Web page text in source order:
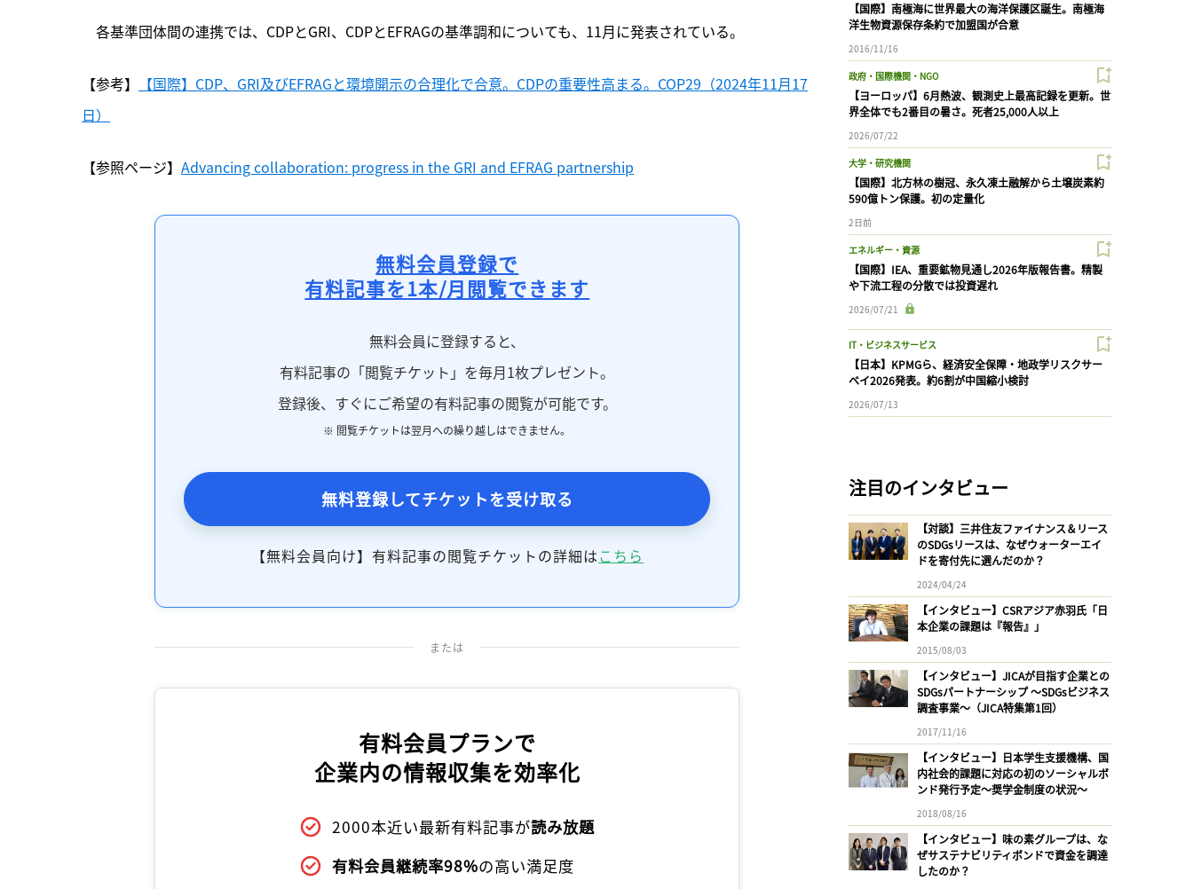
各基準団体間の連携では、CDPとGRI、CDPとEFRAGの基準調和についても、11月に発表されている。
【参考】
【国際】CDP、GRI及びEFRAGと環境開示の合理化で合意。CDPの重要性高まる。COP29（2024年11月17
日）
【参照ページ】 Advancing collaboration: progress in the GRI and EFRAG partnership
無料会員登録で
有料記事を1本/月閲覧できます
無料会員に登録すると、
有料記事の「閲覧チケット」を毎月1枚プレゼント。
登録後、すぐにご希望の有料記事の閲覧が可能です。
※ 閲覧チケットは翌月への繰り越しはできません。
無料登録してチケットを受け取る
【無料会員向け】有料記事の閲覧チケットの詳細はこちら
または
有料会員プランで
企業内の情報収集を効率化
2000本近い最新有料記事が読み放題
有料会員継続率98%の高い満足度
【国際】南極海に世界最大の海洋保護区誕生。南極海
洋生物資源保存条約で加盟国が合意
2016/11/16
政府・国際機関・NGO
【ヨーロッパ】6月熱波、観測史上最高記録を更新。世
界全体でも2番目の暑さ。死者25,000人以上
2026/07/22
大学・研究機関
【国際】北方林の樹冠、永久凍土融解から土壌炭素約
590億トン保護。初の定量化
2日前
エネルギー・資源
【国際】IEA、重要鉱物見通し2026年版報告書。精製
や下流工程の分散では投資遅れ
2026/07/21
IT・ビジネスサービス
【日本】KPMGら、経済安全保障・地政学リスクサー
ベイ2026発表。約6割が中国縮小検討
2026/07/13
注目のインタビュー
【対談】三井住友ファイナンス＆リース
のSDGsリースは、なぜウォーターエイ
ドを寄付先に選んだのか？
2024/04/24
【インタビュー】CSRアジア赤羽氏「日
本企業の課題は『報告』」
2015/08/03
【インタビュー】JICAが目指す企業との
SDGsパートナーシップ 〜SDGsビジネス
調査事業〜（JICA特集第1回）
2017/11/16
【インタビュー】日本学生支援機構、国
内社会的課題に対応の初のソーシャルボ
ンド発行予定〜奨学金制度の状況〜
2018/08/16
【インタビュー】味の素グループは、な
ぜサステナビリティボンドで資金を調達
したのか？